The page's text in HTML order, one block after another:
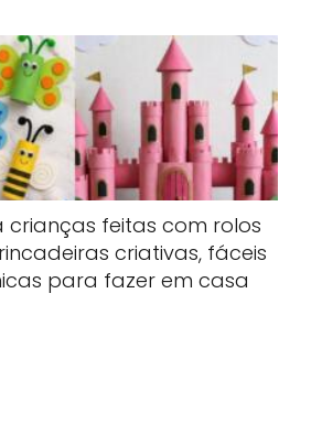
crianças feitas com rolos
criativas, fáceis
para fazer em casa